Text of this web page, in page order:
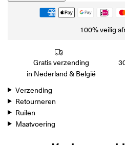
100% veilig
Gratis verzending
in Nederland & België
Verzending
Retourneren
Ruilen
Maatvoering